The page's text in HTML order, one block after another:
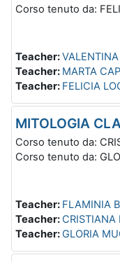
Corso tenuto da:
Teacher:
Teacher: MARTA
Teacher: FELICIA
MITOLOGIA
Corso tenuto da:
Corso tenuto da:
Teacher: FLAMINIA
Teacher: CRISTIANA
Teacher: GLORIA